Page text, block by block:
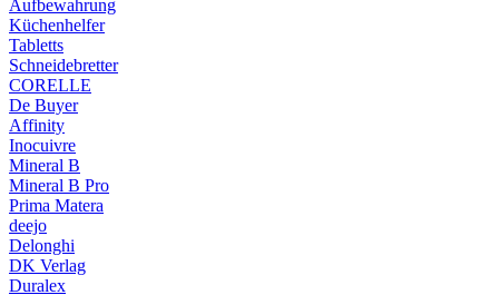
Aufbewahrung
Küchenhelfer
Tabletts
Schneidebretter
CORELLE
De Buyer
Affinity
Inocuivre
Mineral B
Mineral B Pro
Prima Matera
deejo
Delonghi
DK Verlag
Duralex